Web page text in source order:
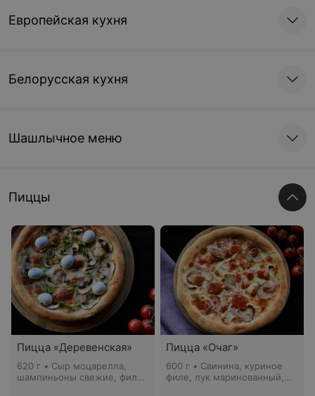
Европейская кухня
Белорусская кухня
Шашлычное меню
Пиццы
Пицца «Деревенская»
620 г • Сыр моцарелла,
шампиньоны свежие, филе
Пицца «Очаг»
600 г • Свинина, куриное
филе, лук маринованный,